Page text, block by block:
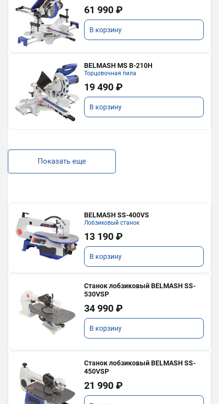
61 990 ₽
В корзину
BELMASH MS B-210H
Торцовочная пила
19 490 ₽
В корзину
Показать еще
BELMASH SS-400VS
Лобзиковый станок
13 190 ₽
В корзину
Станок лобзиковый BELMASH SS-
530VSP
34 990 ₽
В корзину
Станок лобзиковый BELMASH SS-
450VSP
21 990 ₽